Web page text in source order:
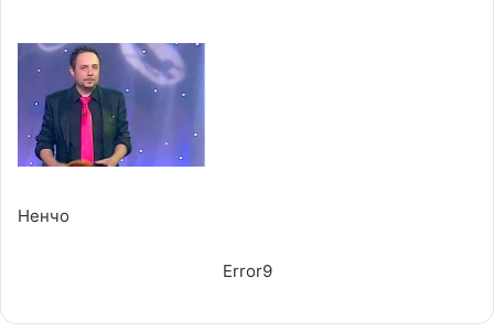
Ненчо
Error9